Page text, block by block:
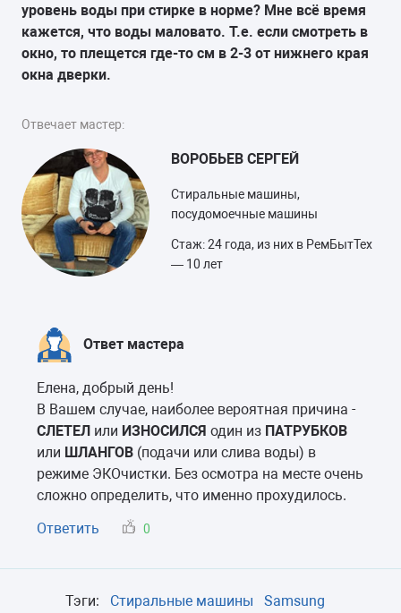
уровень воды при стирке в норме? Мне всё время
кажется, что воды маловато. Т.е. если смотреть в
окно, то плещется где-то см в 2-3 от нижнего края
окна дверки.
Отвечает мастер:
ВОРОБЬЕВ СЕРГЕЙ
Стиральные машины,
посудомоечные машины
Стаж: 24 года, из них в РемБытТех
— 10 лет
Ответ мастера
Елена, добрый день!
В Вашем случае, наиболее вероятная причина -
СЛЕТЕЛ или ИЗНОСИЛСЯ один из ПАТРУБКОВ
или ШЛАНГОВ (подачи или слива воды) в
режиме ЭКОчистки. Без осмотра на месте очень
сложно определить, что именно прохудилось.
Ответить
0
Тэги: Стиральные машины Samsung